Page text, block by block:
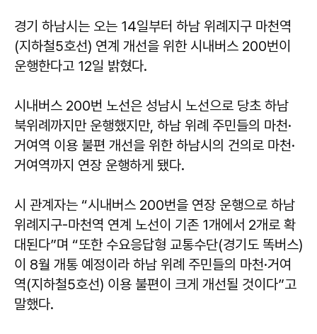
경기 하남시는 오는 14일부터 하남 위례지구 마천역
(지하철5호선) 연계 개선을 위한 시내버스 200번이
운행한다고 12일 밝혔다.
시내버스 200번 노선은 성남시 노선으로 당초 하남
북위례까지만 운행했지만, 하남 위례 주민들의 마천·
거여역 이용 불편 개선을 위한 하남시의 건의로 마천·
거여역까지 연장 운행하게 됐다.
시 관계자는 “시내버스 200번을 연장 운행으로 하남
위례지구-마천역 연계 노선이 기존 1개에서 2개로 확
대된다”며 “또한 수요응답형 교통수단(경기도 똑버스)
이 8월 개통 예정이라 하남 위례 주민들의 마천·거여
역(지하철5호선) 이용 불편이 크게 개선될 것이다”고
말했다.